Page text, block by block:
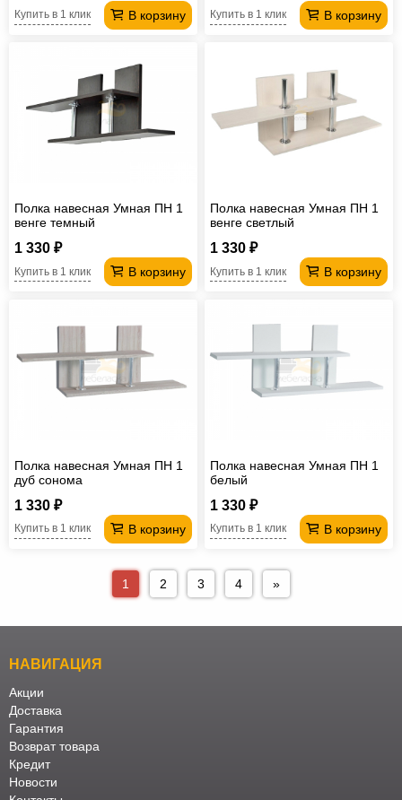
В корзину
Купить в 1 клик В корзину
Купить в 1 клик
Полка навесная Умная ПН 1
венге темный
1 330 ₽
В корзину
Купить в 1 клик
Полка навесная Умная ПН 1
венге светлый
1 330 ₽
В корзину
Купить в 1 клик
Полка навесная Умная ПН 1
дуб сонома
1 330 ₽
В корзину
Купить в 1 клик
Полка навесная Умная ПН 1
белый
1 330 ₽
В корзину
Купить в 1 клик
1 2 3 4 »
НАВИГАЦИЯ
Акции
Доставка
Гарантия
Возврат товара
Кредит
Новости